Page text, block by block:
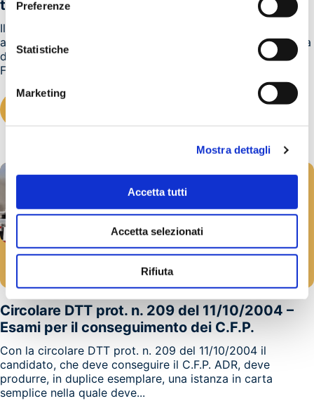
Preferenze
Statistiche
Marketing
Mostra dettagli
Accetta tutti
Accetta selezionati
Rifiuta
tunnel rimane chiuso per sei ore
Il giorno 8 ottobre un incidente ha coinvolto quattro
automezzi pesanti a circa un chilometro dall'uscita italiana
del tunnel del Frejus, valico alpino che collega Italia e
Francia.L'incidente ha provocato...
Circolare DTT prot. n. 209 del 11/10/2004 –
Esami per il conseguimento dei C.F.P.
Con la circolare DTT prot. n. 209 del 11/10/2004 il
candidato, che deve conseguire il C.F.P. ADR, deve
produrre, in duplice esemplare, una istanza in carta
semplice nella quale deve...